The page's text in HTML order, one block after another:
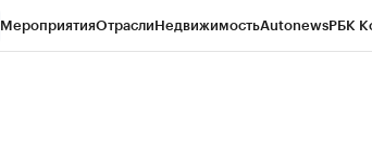
МероприятияОтраслиНедвижимостьAutonewsРБК